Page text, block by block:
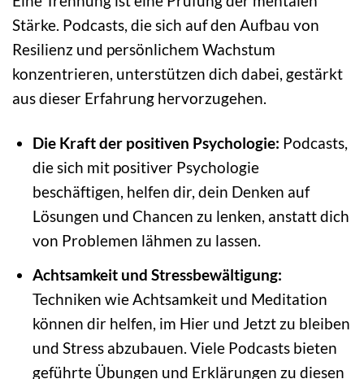
Stärke. Podcasts, die sich auf den Aufbau von
Resilienz und persönlichem Wachstum
konzentrieren, unterstützen dich dabei, gestärkt
aus dieser Erfahrung hervorzugehen.
Die Kraft der positiven Psychologie: Podcasts,
die sich mit positiver Psychologie
beschäftigen, helfen dir, dein Denken auf
Lösungen und Chancen zu lenken, anstatt dich
von Problemen lähmen zu lassen.
Achtsamkeit und Stressbewältigung:
Techniken wie Achtsamkeit und Meditation
können dir helfen, im Hier und Jetzt zu bleiben
und Stress abzubauen. Viele Podcasts bieten
geführte Übungen und Erklärungen zu diesen